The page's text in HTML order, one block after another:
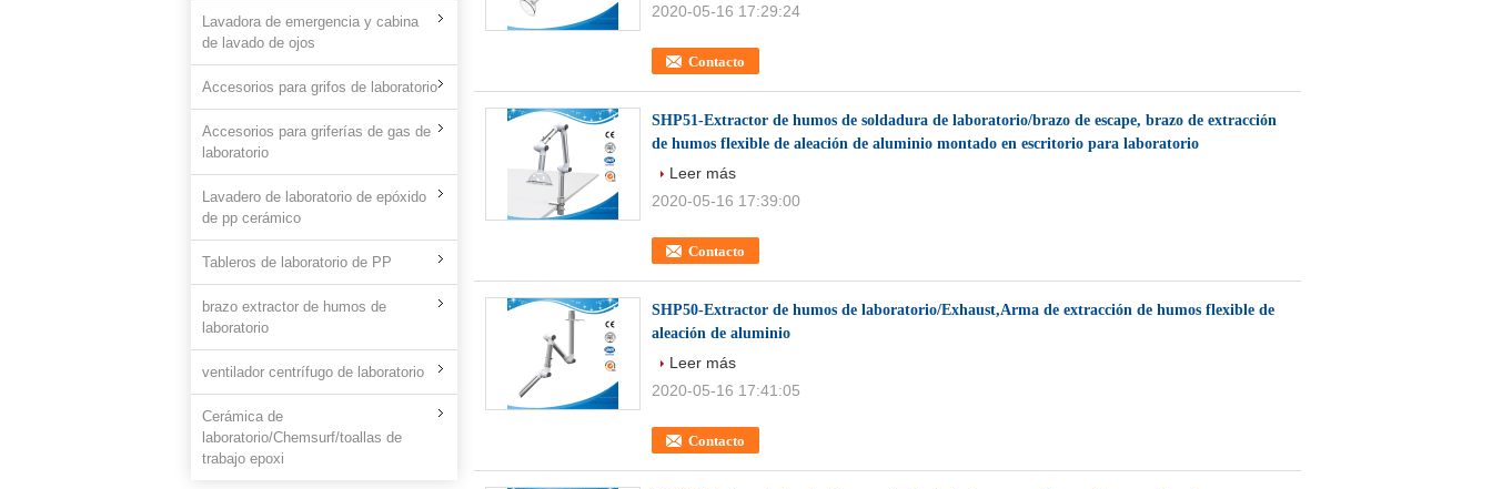
Lavadora de emergencia y cabina
de lavado de ojos
Accesorios para grifos de laboratorio
Accesorios para griferías de gas de
laboratorio
Lavadero de laboratorio de epóxido
de pp cerámico
Tableros de laboratorio de PP
brazo extractor de humos de
laboratorio
ventilador centrífugo de laboratorio
Cerámica de
laboratorio/Chemsurf/toallas de
trabajo epoxi
Contacto
2020-05-16 17:29:24
SHP51-Extractor de humos de soldadura de laboratorio/brazo de escape, brazo de extracción
de humos flexible de aleación de aluminio montado en escritorio para laboratorio
Contacto
Leer más
2020-05-16 17:39:00
SHP50-Extractor de humos de laboratorio/Exhaust,Arma de extracción de humos flexible de
aleación de aluminio
Contacto
Leer más
2020-05-16 17:41:05